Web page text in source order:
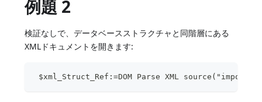
例題 2
検証なしで、データベースストラクチャと同階層にある
XMLドキュメントを開きます:
$xml_Struct_Ref:=DOM Parse XML